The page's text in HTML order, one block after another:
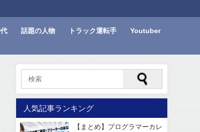
話題の人物 トラック運転手 Youtuber
人気記事ランキング
【まとめ】プログラマーカレ